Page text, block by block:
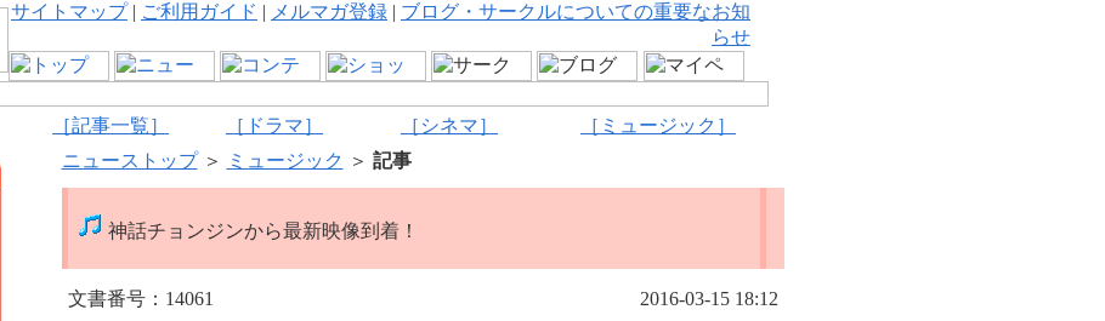
サイトマップ| ご利用ガイド | メルマガ登録 | ブログ・サークルについての重要なお知
らせ
［記事一覧］ ［ドラマ］ ［シネマ］ ［ミュージック］
ニューストップ＞ ミュージック ＞ 記事
神話チョンジンから最新映像到着！
文書番号：14061 2016-03-15 18:12